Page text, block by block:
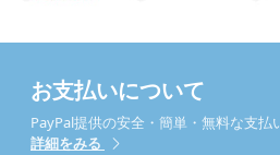
お支払いについて
PayPal提供の安全・簡単・無料な支払
詳細をみる